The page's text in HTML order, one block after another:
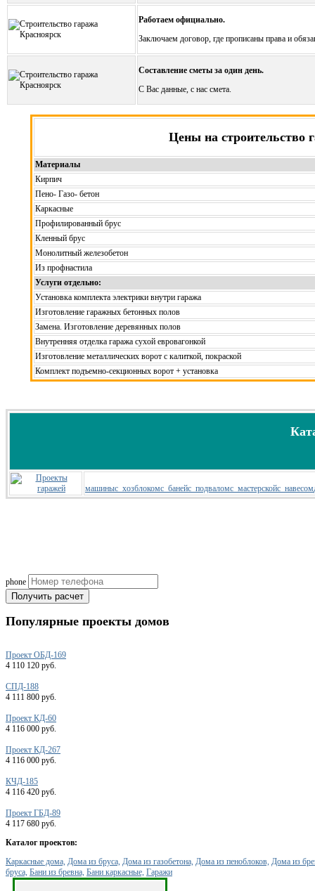
Работаем официально.
Заключаем договор, где прописаны права и
Составление сметы за один день.
С Вас данные, с нас смета.
Цены на строительство
Материалы
Кирпич
Пено- Газо- бетон
Каркасные
Профилированный брус
Кленный брус
Монолитный железобетон
Из профнастила
Услуги отдельно:
Установка комплекта электрики внутри гаража
Изготовление гаражных бетонных полов
Замена. Изготовление деревянных полов
Внутренняя отделка гаража сухой евровагонкой
Изготовление металлических ворот с калиткой, покраской
Комплект подъемно-секционных ворот + установка
машиныс_хозблокомс_банейс_подваломс_мастерскойс_навесом
phone
Получить расчет
Популярные проекты домов
Проект ОБД-169
4 110 120 руб.
СПД-188
4 111 800 руб.
Проект КД-60
4 116 000 руб.
Проект КД-267
4 116 000 руб.
КЧД-185
4 116 420 руб.
Проект ГБД-89
4 117 680 руб.
Каталог проектов:
Каркасные дома, Дома из бруса, Дома из газобетона, Дома из пеноблоков, Дома из
бруса, Бани из бревна, Бани каркасные, Гаражи